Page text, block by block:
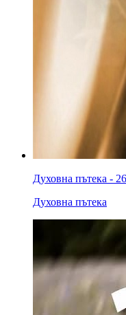
Духовна пътека -
Духовна пътека